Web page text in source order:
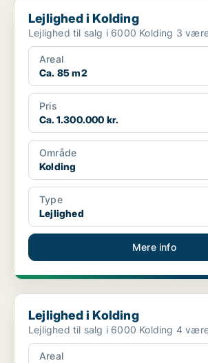
Lejlighed i Kolding
Lejlighed i Kolding
Lejlighed til salg i 6000
Areal
Ca. 85 m2
Pris
Ca. 1.300.000 kr.
Område
Kolding
Type
Lejlighed
Mere info
Lejlighed i Kolding
Lejlighed i Kolding
Lejlighed til salg i 6000
Areal